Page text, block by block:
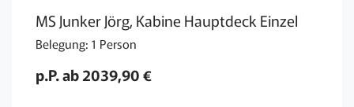
MS Junker Jörg, Kabine Hauptdeck Einzel
Belegung: 1 Person
p.P. ab 2039,90 €